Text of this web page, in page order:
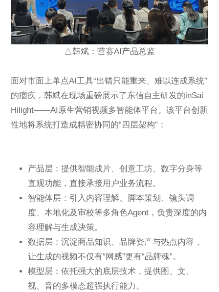
△韩斌：营赛AI产品总监
面对市面上单点AI工具“出错只能重来、难以连成系统”
的痼疾，韩斌在现场重磅展示了东信自主研发的inSai
Hilight——AI原生营销视频多智能体平台。该平台创新
性地将系统打造成精密协同的“四层架构”：
产品层：提供智能成片、创意工坊、数字分身等
直观功能，直接承接用户业务流程。
智能体层：引入内容理解、脚本策划、镜头调
度、本地化及审校等多角色Agent，负责深度的内
容理解与生成决策。
数据层：沉淀商品知识、品牌资产与热点内容，
让生成的视频不仅有“网感”更有“品牌魂”。
模型层：依托强大的底层技术，提供图、文、
视、音的多模态超强执行能力。